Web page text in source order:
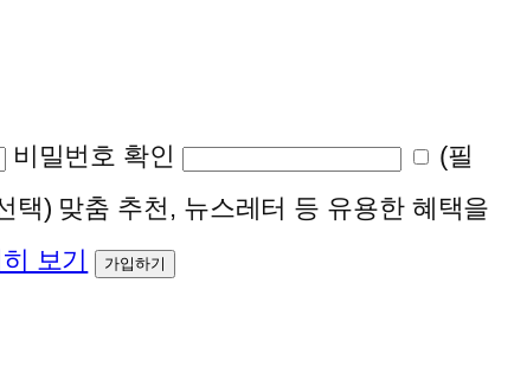
비밀번호 확인
(필
택) 맞춤 추천, 뉴스레터 등 유용한 혜택을
보기 가입하기